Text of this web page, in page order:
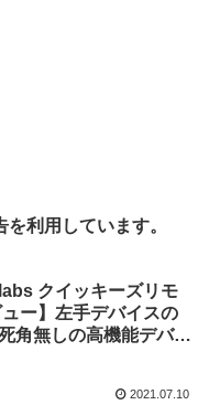
利用しています。
クイッキーズリモ
ー】左手デバイスの
角無しの高機能デバイ
2021.07.10